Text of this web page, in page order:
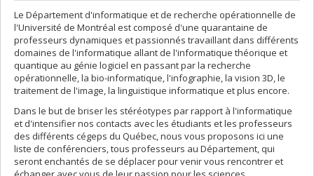
Le Département d'informatique et de recherche opérationnelle de
l'Université de Montréal est composé d'une quarantaine de
professeurs dynamiques et passionnés travaillant dans différents
domaines de l'informatique allant de l'informatique théorique et
quantique au génie logiciel en passant par la recherche
opérationnelle, la bio-informatique, l'infographie, la vision 3D, le
traitement de l'image, la linguistique informatique et plus encore.
Dans le but de briser les stéréotypes par rapport à l'informatique
et d'intensifier nos contacts avec les étudiants et les professeurs
des différents cégeps du Québec, nous vous proposons ici une
liste de conférenciers, tous professeurs au Département, qui
seront enchantés de se déplacer pour venir vous rencontrer et